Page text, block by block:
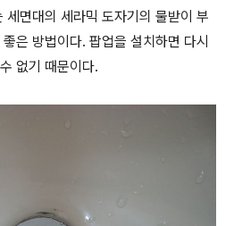
세면대의 세라믹 도자기의 물받이 부
은 방법이다. 팝업을 설치하면 다시
없기 때문이다.